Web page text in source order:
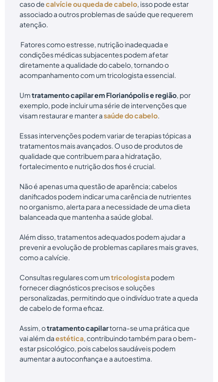
caso decalvície ou queda de cabelo, isso pode estar
associado a outros problemas de saúde que requerem
atenção.
Fatores como estresse, nutrição inadequada e
condições médicas subjacentes podem afetar
diretamente a qualidade do cabelo, tornando o
acompanhamento com um tricologista essencial.
Umtratamento capilar em Florianópolis e região, por
exemplo, pode incluir uma série de intervenções que
visam restaurar e manter asaúde do cabelo.
Essas intervenções podem variar de terapias tópicas a
tratamentos mais avançados. O uso de produtos de
qualidade que contribuem para a hidratação,
fortalecimento e nutrição dos fios é crucial.
Não é apenas uma questão de aparência; cabelos
danificados podem indicar uma carência de nutrientes
no organismo, alerta para a necessidade de uma dieta
balanceada que mantenha a saúde global.
Além disso, tratamentos adequados podem ajudar a
prevenir a evolução de problemas capilares mais graves,
como a calvície.
Consultas regulares com umtricologistapodem
fornecer diagnósticos precisos e soluções
personalizadas, permitindo que o indivíduo trate a queda
de cabelo de forma eficaz.
Assim, otratamento capilartorna-se uma prática que
vai além daestética, contribuindo também para o bem-
estar psicológico, pois cabelos saudáveis podem
aumentar a autoconfiança e a autoestima.